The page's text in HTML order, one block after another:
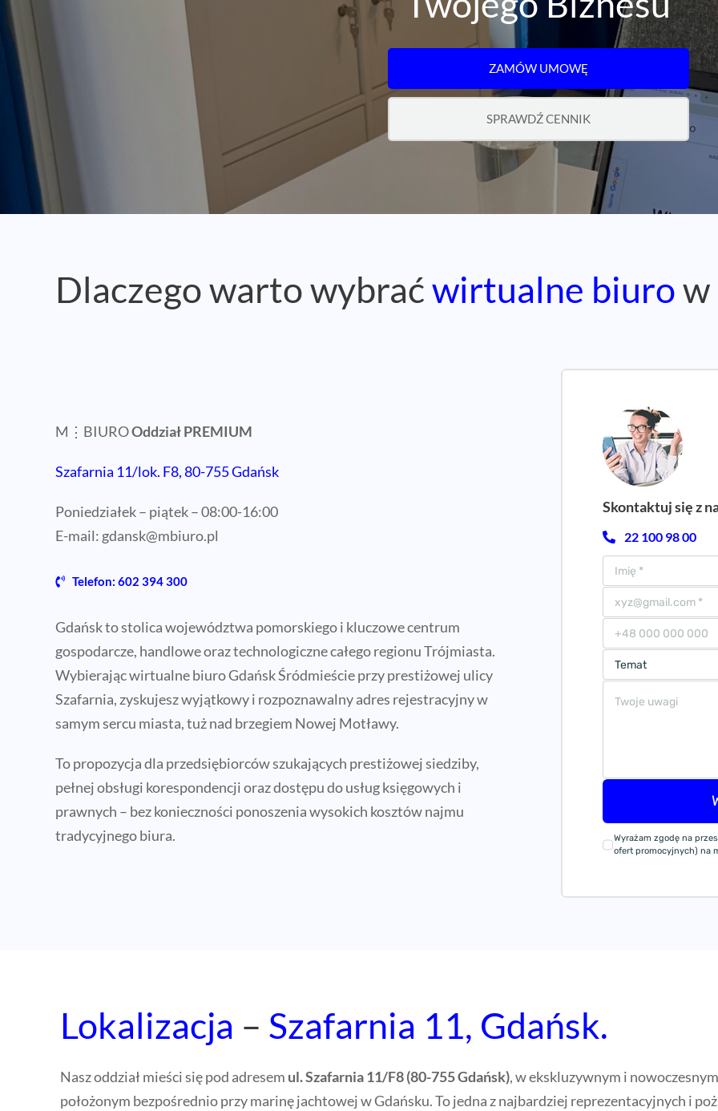
ZAMÓW UMOWĘ
SPRAWDŹ CENNIK
Dlaczego warto wybraćwirtualne biurow
M⋮BIUROOddział PREMIUM
Szafarnia 11/lok. F8, 80-755 Gdańsk
Poniedziałek – piątek – 08:00-16:00
E-mail: gdansk@mbiuro.pl
Telefon: 602 394 300
Gdańsk to stolica województwa pomorskiego i kluczowe centrum
gospodarcze, handlowe oraz technologiczne całego regionu Trójmiasta.
Wybierając wirtualne biuro Gdańsk Śródmieście przy prestiżowej ulicy
Szafarnia, zyskujesz wyjątkowy i rozpoznawalny adres rejestracyjny w
samym sercu miasta, tuż nad brzegiem Nowej Motławy.
To propozycja dla przedsiębiorców szukających prestiżowej siedziby,
pełnej obsługi korespondencji oraz dostępu do usług księgowych i
prawnych – bez konieczności ponoszenia wysokich kosztów najmu
tradycyjnego biura.
Skontaktuj się z
22 100 98 00
Wyrażam zgodę na
ofert promocyjnych) na
Lokalizacja – Szafarnia 11, Gdańsk.
Nasz oddział mieści się pod adresem ul. Szafarnia 11/F8 (80-755 Gdańsk), w ekskluzywnym i
położonym bezpośrednio przy marinę jachtowej w Gdańsku. To jedna z najbardziej reprezentacyjnych i